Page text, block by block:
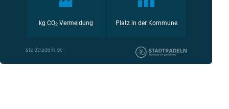
kg CO2Vermeidung Platz in der Kommune
stadtradeln.de